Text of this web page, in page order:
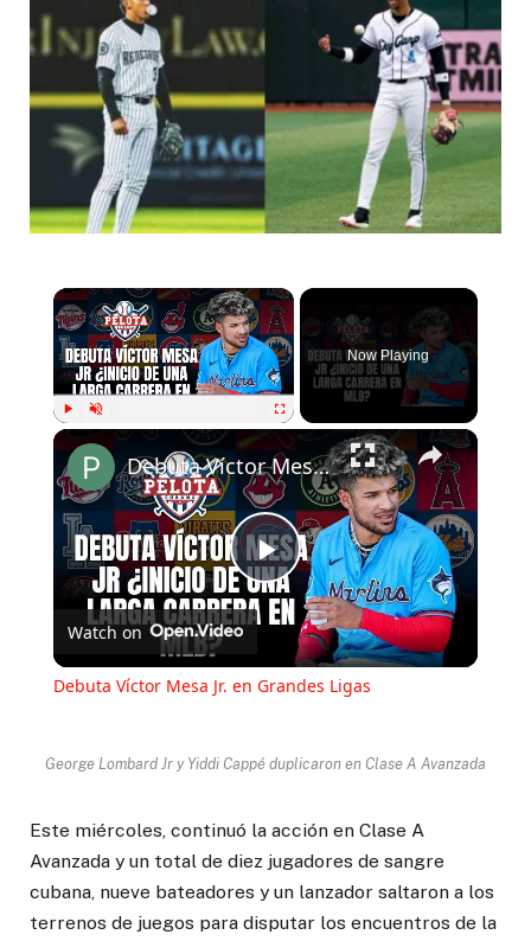
Fullscreen
Now Playing
Play
Video
Debuta Víctor Mesa Jr. en Grandes Ligas
Watch on
Debuta Víctor Mesa Jr. en Grandes Ligas
George Lombard Jr y Yiddi Cappé duplicaron en Clase A Avanzada
Este miércoles, continuó la acción en Clase A
Avanzada y un total de diez jugadores de sangre
cubana, nueve bateadores y un lanzador saltaron a los
terrenos de juegos para disputar los encuentros de la